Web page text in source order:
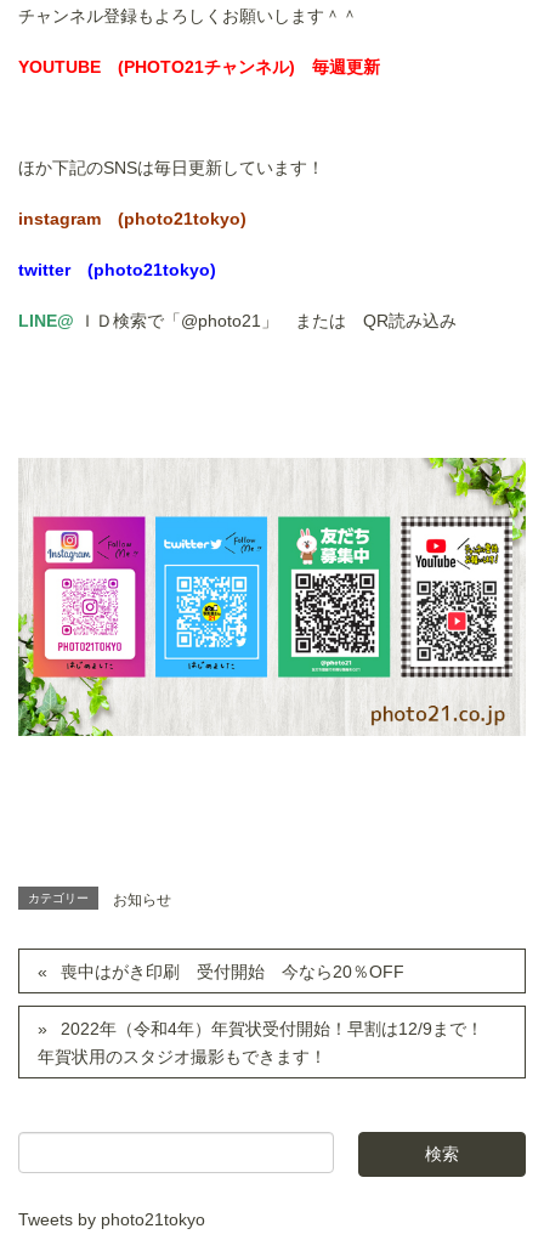
チャンネル登録もよろしくお願いします＾＾
YOUTUBE (PHOTO21チャンネル) 毎週更新
ほか下記のSNSは毎日更新しています！
instagram (photo21tokyo)
twitter (photo21tokyo)
LINE@ ＩＤ検索で「@photo21」 または QR読み込み
カテゴリー お知らせ
喪中はがき印刷 受付開始 今なら20％OFF
2022年（令和4年）年賀状受付開始！早割は12/9まで！
年賀状用のスタジオ撮影もできます！
Tweets by photo21tokyo